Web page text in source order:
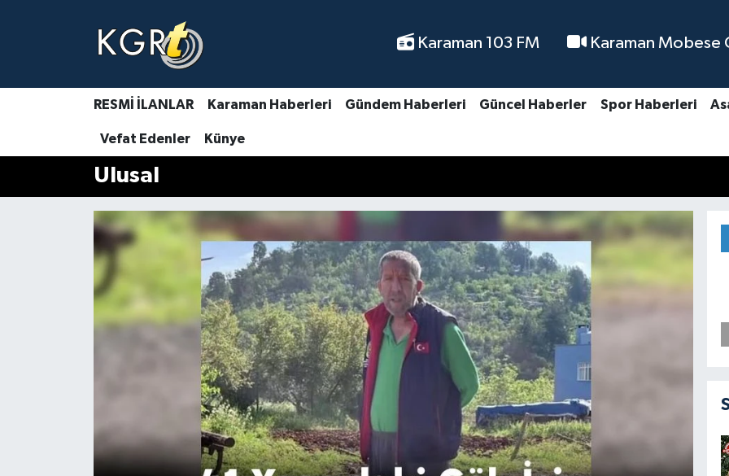
Karaman 103 FM Karaman Mobese
RESMİ İLANLAR Karaman Haberleri Gündem Haberleri Güncel Haberler Spor Haberleri
Vefat Edenler Künye
Ulusal
Karaman Haberleri
Gündem Haberleri
Güncel Haberler
Spor Haberleri
Asayiş Haberleri
Vefat Edenler